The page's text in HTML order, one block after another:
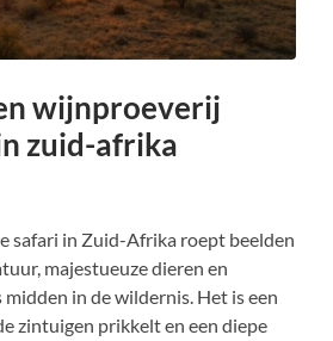
wijnproeverij
zuid-afrika
safari in Zuid-Afrika roept beelden
majestueuze dieren en
in de wildernis. Het is een
zintuigen prikkelt en een diepe